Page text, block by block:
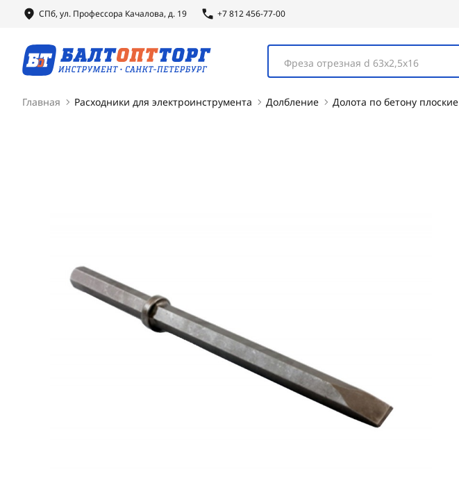
СПб, ул. Профессора Качалова, д. 19 +7 812 456-77-00
Фреза отрезная d 63х2,5х16
Главная Расходники для электроинструмента Долбление Долота по бетону плоские